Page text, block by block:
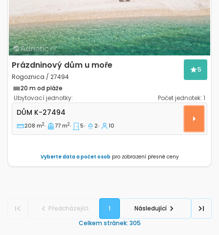
Prázdninový dům u moře
Rogoznica / 27494
5
20 m od pláže
Ubytovací jednotky:
Počet jednotek: 1
Prostorný dům Rogoznica K-27494
DŮM K-27494
208 m2 77 m2 5 2 10
Vyberte data a počet osob pro zobrazení přesné ceny
Předcházející 1
Následující
Celkem stránek: 305